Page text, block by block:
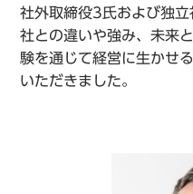
社外取締役3氏および独
社との違いや強み、未来
験を通じて経営に生かせ
いただきました。